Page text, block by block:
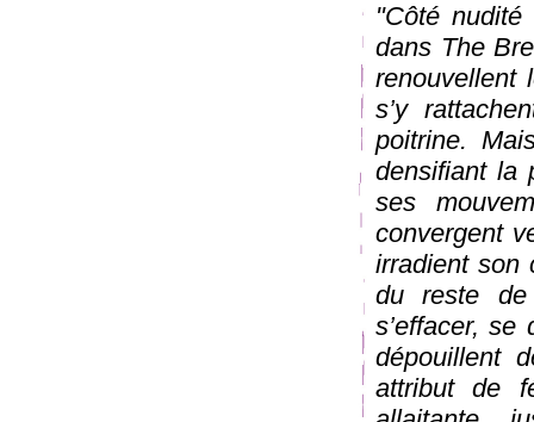
"Côté
dans The
renouvellent
s’y
poitrine.
densifiant la
ses
convergent
irradient son
du reste de
s’effacer, se
dépouillent
attribut de